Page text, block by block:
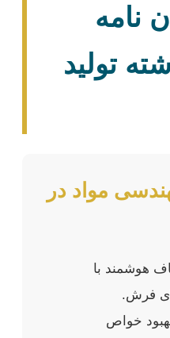
نامه
تولید
مواد در
هوشمند با
فرش.
خواص